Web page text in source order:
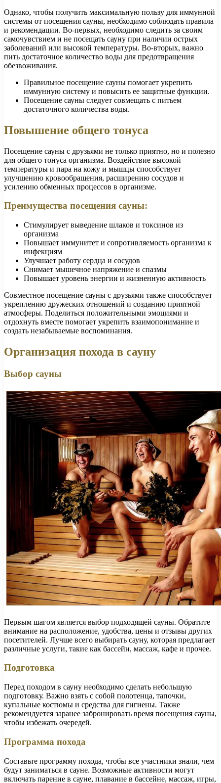
Однако, чтобы получить максимальную пользу для иммунной
системы от посещения сауны, необходимо соблюдать правила
и рекомендации. Во-первых, необходимо следить за своим
самочувствием и не посещать сауну при наличии острых
заболеваний или высокой температуры. Во-вторых, важно
пить достаточное количество воды для предотвращения
обезвоживания.
Правильное посещение сауны помогает укрепить
иммунную систему и повысить ее защитные функции.
Посещение сауны следует совмещать с питьем
достаточного количества воды.
Повышение общего тонуса
Посещение сауны с друзьями не только приятно, но и полезно
для общего тонуса организма. Воздействие высокой
температуры и пара на кожу и мышцы способствует
улучшению кровообращения, расширению сосудов и
усилению обменных процессов в организме.
Преимущества посещения сауны:
Стимулирует выведение шлаков и токсинов из
организма
Повышает иммунитет и сопротивляемость организма к
инфекциям
Улучшает работу сердца и сосудов
Снимает мышечное напряжение и спазмы
Повышает уровень энергии и жизненную активность
Совместное посещение сауны с друзьями также способствует
укреплению дружеских отношений и созданию приятной
атмосферы. Поделиться положительными эмоциями и
отдохнуть вместе помогает укрепить взаимопонимание и
создать незабываемые воспоминания.
Организация похода в сауну
Выбор сауны
Первым шагом является выбор подходящей сауны. Обратите
внимание на расположение, удобства, цены и отзывы других
посетителей. Лучше всего выбирать сауну, которая предлагает
различные услуги, такие как бассейн, массаж, кафе и прочее.
Подготовка
Перед походом в сауну необходимо сделать небольшую
подготовку. Важно взять с собой полотенца, тапочки,
купальные костюмы и средства для гигиены. Также
рекомендуется заранее забронировать время посещения сауны,
чтобы избежать очередей.
Программа похода
Составьте программу похода, чтобы все участники знали, чем
будут заниматься в сауне. Возможные активности могут
включать парение в сауне, плавание в бассейне, массаж, игры,